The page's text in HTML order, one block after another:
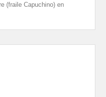
(fraile Capuchino) en